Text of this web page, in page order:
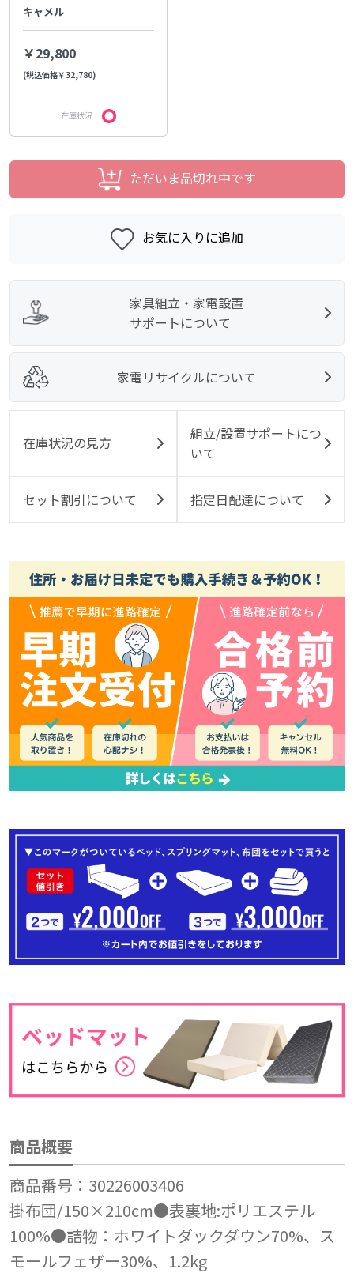
キャメル
￥29,800
(税込価格￥32,780)
在庫状況
ただいま品切れ中です
お気に入りに追加
家具組立・家電設置
サポートについて
家電リサイクルについて
在庫状況の見方
組立/設置サポートにつ
いて
セット割引について 指定日配達について
商品概要
商品番号：30226003406
掛布団/150×210cm●表裏地:ポリエステル
100%●詰物：ホワイトダックダウン70%、ス
モールフェザー30%、1.2kg